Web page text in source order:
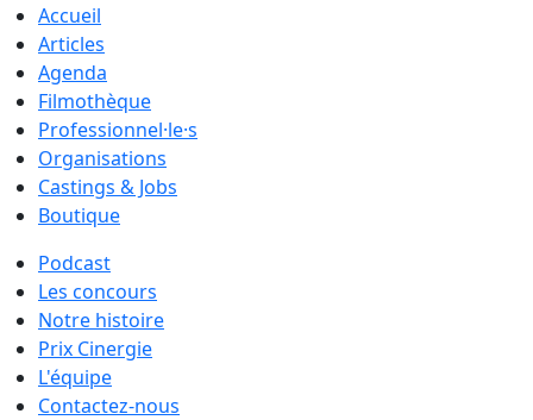
Accueil
Articles
Agenda
Filmothèque
Professionnel·le·s
Organisations
Castings & Jobs
Boutique
Podcast
Les concours
Notre histoire
Prix Cinergie
L'équipe
Contactez-nous